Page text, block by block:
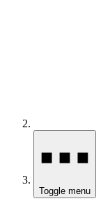
Toggle menu